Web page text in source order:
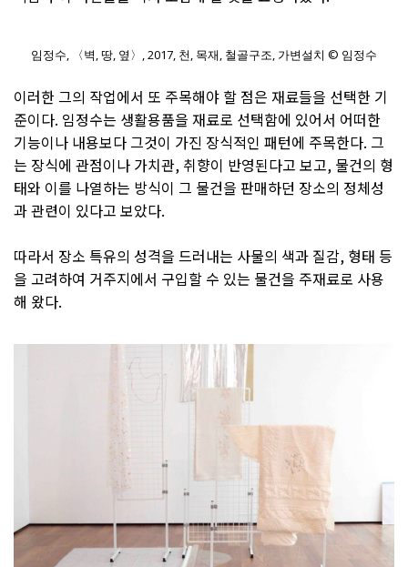
임정수, 〈벽, 땅, 옆〉, 2017, 천, 목재, 철골구조, 가변설치 © 임정수
이러한 그의 작업에서 또 주목해야 할 점은 재료들을 선택한 기
준이다. 임정수는 생활용품을 재료로 선택함에 있어서 어떠한
기능이나 내용보다 그것이 가진 장식적인 패턴에 주목한다. 그
는 장식에 관점이나 가치관, 취향이 반영된다고 보고, 물건의 형
태와 이를 나열하는 방식이 그 물건을 판매하던 장소의 정체성
과 관련이 있다고 보았다.
따라서 장소 특유의 성격을 드러내는 사물의 색과 질감, 형태 등
을 고려하여 거주지에서 구입할 수 있는 물건을 주재료로 사용
해 왔다.